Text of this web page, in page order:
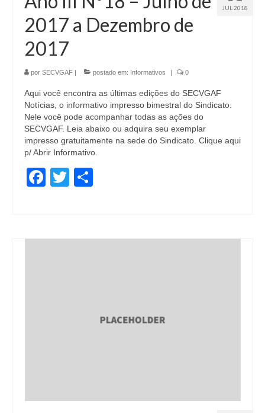
Informativos
Juris Dúvida
Regulamento CEPE/CE
Vídeos
CONTATO
Denúncias e cancelamento
JUL 2018
2017 a Dezembro de
2017
por SECVGAF postado em: Informativos 0
Aqui você encontra as últimas edições do SECVGAF
Notícias, o informativo impresso bimestral do Sindicato.
Nele você pode acompanhar todas as ações do
SECVGAF. Leia abaixo ou adquira seu exemplar
impresso gratuitamente na sede do Sindicato. Clique aqui
p/ Abrir Informativo.
Facebook
Twitter